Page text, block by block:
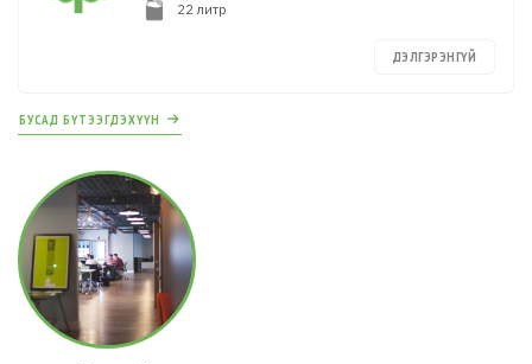
22 литр
ДЭЛГЭРЭНГҮЙ
БУСАД БҮТЭЭГДЭХҮҮН